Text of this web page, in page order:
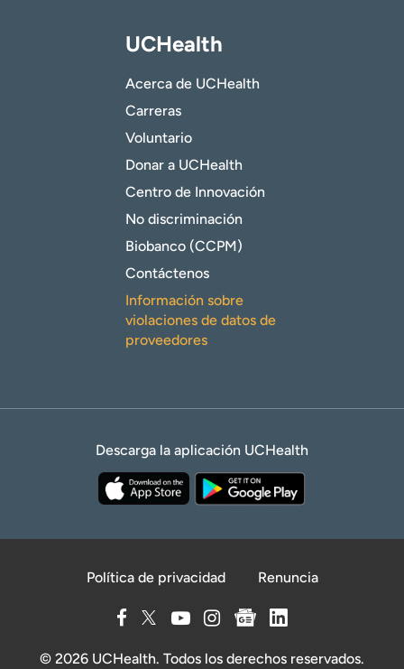
UCHealth
Acerca de UCHealth
Carreras
Voluntario
Donar a UCHealth
Centro de Innovación
No discriminación
Biobanco (CCPM)
Contáctenos
Información sobre
violaciones de datos de
proveedores
Descarga la aplicación UCHealth
Política de privacidad Renuncia
© 2026 UCHealth. Todos los derechos reservados.